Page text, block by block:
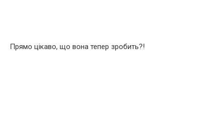
Прямо цікаво, що вона тепер зробить?!